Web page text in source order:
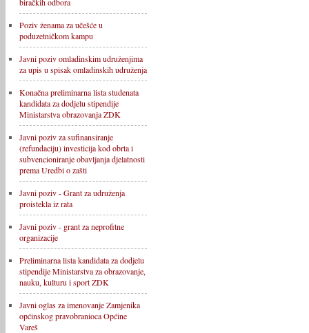
Poziv ženama za učešće u
poduzetničkom kampu
Javni poziv omladinskim udruženjima
za upis u spisak omladinskih udruženja
Konačna preliminarna lista studenata
kandidata za dodjelu stipendije
Ministarstva obrazovanja ZDK
Javni poziv za sufinansiranje
(refundaciju) investicija kod obrta i
subvencioniranje obavljanja djelatnosti
prema Uredbi o zašti
Javni poziv - Grant za udruženja
proistekla iz rata
Javni poziv - grant za neprofitne
organizacije
Preliminarna lista kandidata za dodjelu
stipendije Ministarstva za obrazovanje,
nauku, kulturu i sport ZDK
Javni oglas za imenovanje Zamjenika
općinskog pravobranioca Općine
Vareš